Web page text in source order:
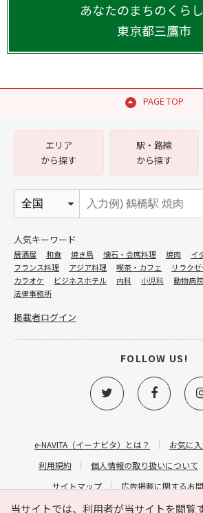
あなたのまちのくら
東京都三鷹市
PAGE TOP
当サイトでは、利用者が当サイトを閲覧
e-NAVITA（イーナビタ）とは？ お気に
利用規約
個人情報の取り扱いについて
サイトマップ
広告掲載に関するお
サイトの内容に関するお問い
エリア
から探す
駅・路線
から探す
人気キーワード
居酒屋 和食 焼き鳥 懐石・会席料理 焼肉
イ
フランス料理
アジア料理 喫茶・カフェ リラク
カラオケ
ビジネスホテル 内科 小児科 動物病院
法律事務所
掲載者ログイン
FOLLOW US!